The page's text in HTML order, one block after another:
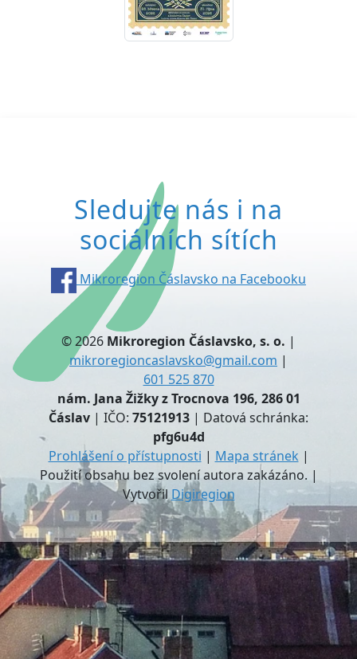
Sledujte nás i na
sociálních sítích
Mikroregion Čáslavsko na Facebooku
© 2026 Mikroregion Čáslavsko, s. o. |
mikroregioncaslavsko@gmail.com |
601 525 870
nám. Jana Žižky z Trocnova 196, 286 01
Čáslav | IČO: 75121913 | Datová schránka:
pfg6u4d
Prohlášení o přístupnosti | Mapa stránek |
Použití obsahu bez svolení autora zakázáno. |
Vytvořil Digiregion